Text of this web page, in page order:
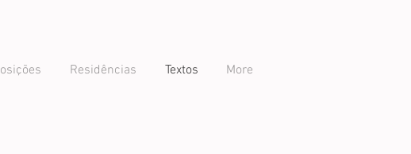
Residências Textos More